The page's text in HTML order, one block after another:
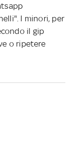
I minori, per
il gip
o ripetere